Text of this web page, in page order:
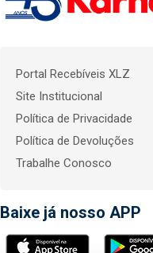
Portal Recebíveis XLZ
Site Institucional
Política de Privacidade
Política de Devoluções
Trabalhe Conosco
Baixe já nosso APP